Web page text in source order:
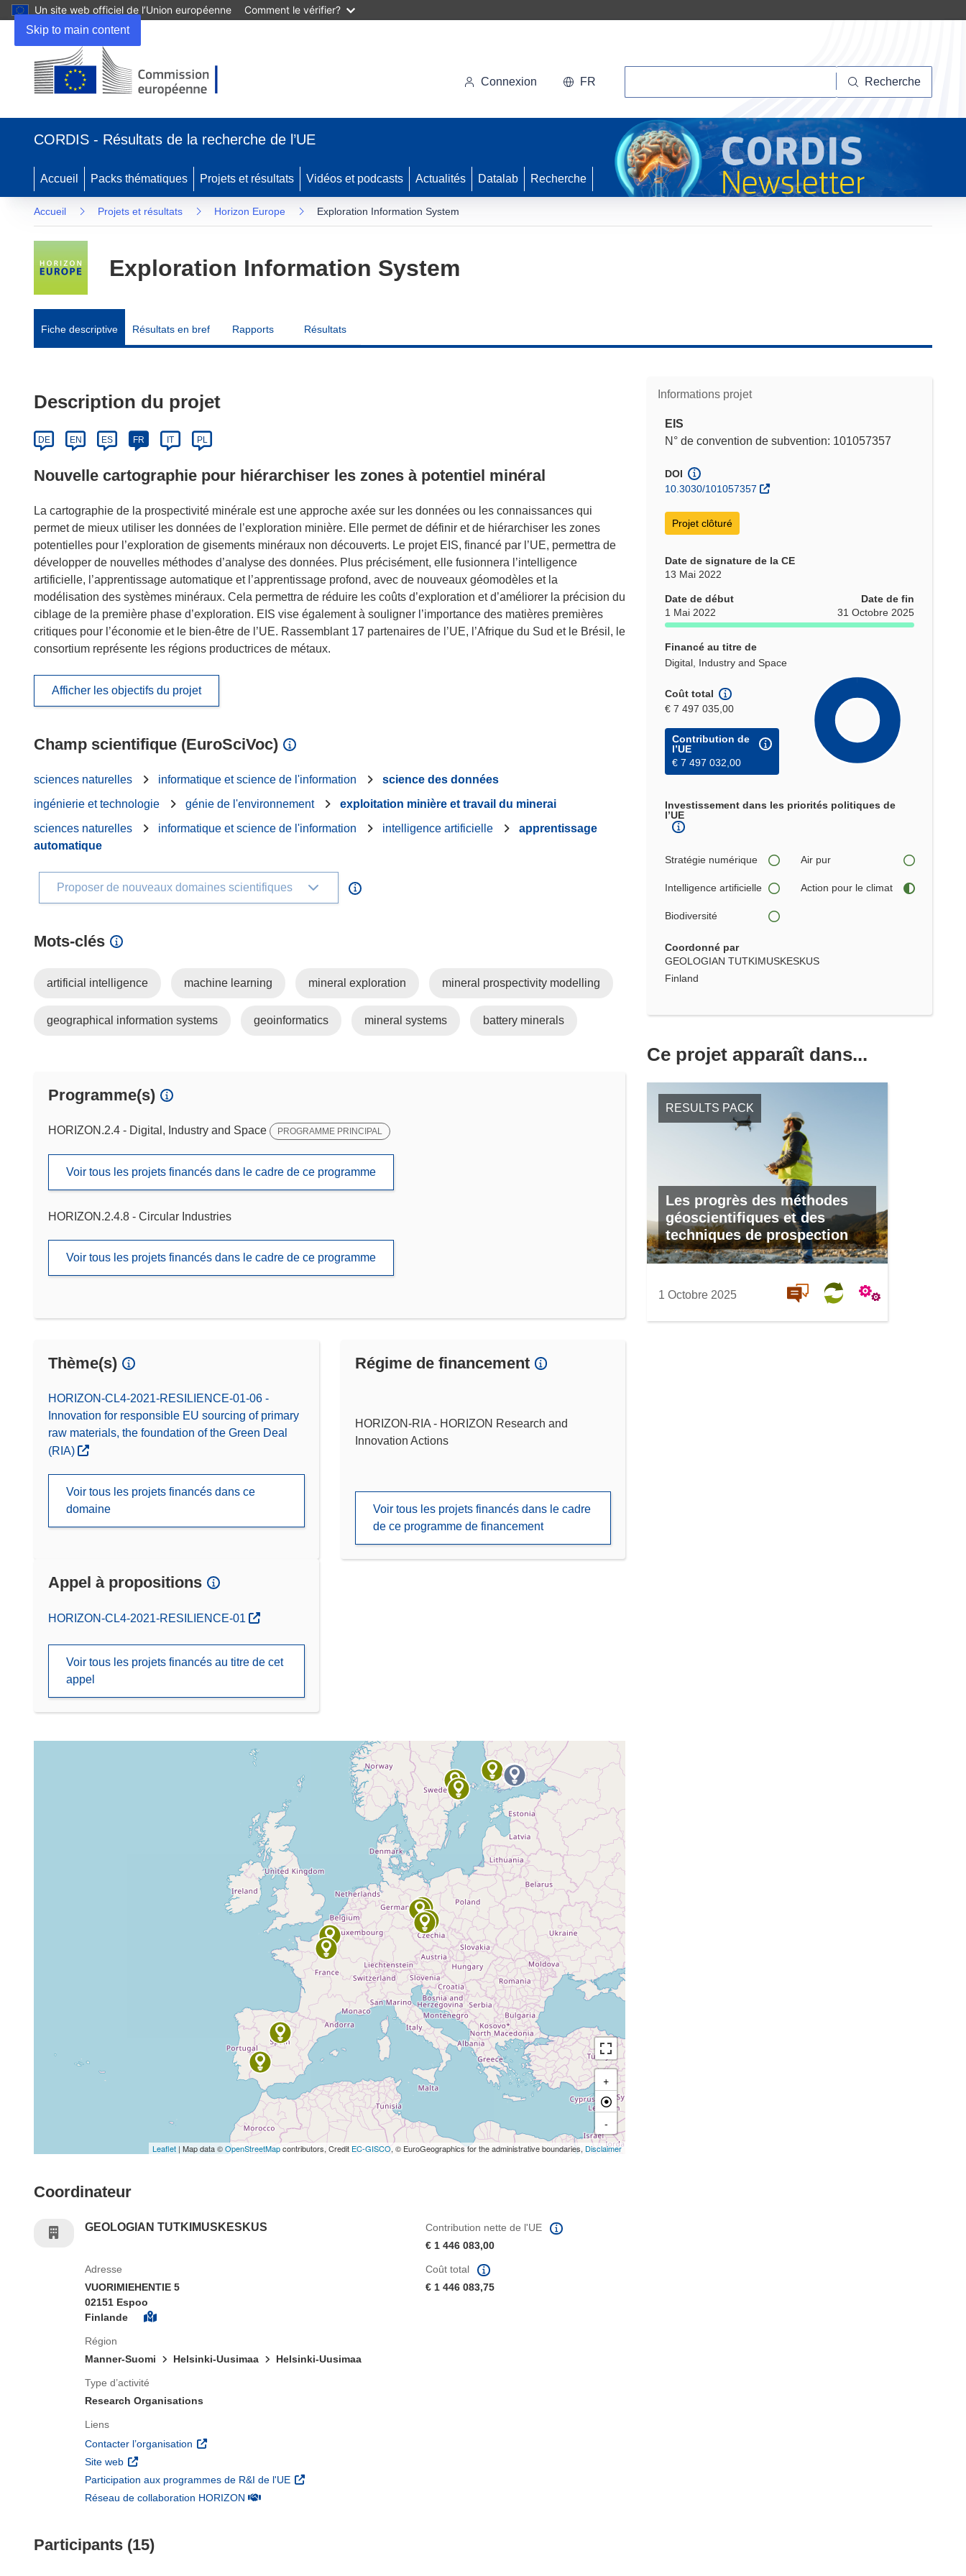
Skip to main content
Un site web officiel de l’Union européenne Comment le vérifier?
Connexion FR Recherche
CORDIS - Résultats de la recherche de l’UE
Accueil Packs thématiques Projets et résultats Vidéos et podcasts Actualités Datalab Recherche
Accueil Projets et résultats Horizon Europe Exploration Information System
Exploration Information System
Fiche descriptive Résultats en bref Rapports Résultats
Informations projet
EIS
N° de convention de subvention: 101057357
DOI
10.3030/101057357
Projet clôturé
Date de signature de la CE
13 Mai 2022
Date de début
1 Mai 2022
Date de fin
31 Octobre 2025
Financé au titre de
Digital, Industry and Space
Coût total
€ 7 497 035,00
Contribution de
l’UE
€ 7 497 032,00
Investissement dans les priorités politiques de
l’UE
Stratégie numérique Air pur
Intelligence artificielle Action pour le climat
Biodiversité
Coordonné par
GEOLOGIAN TUTKIMUSKESKUS
Finland
Ce projet apparaît dans...
RESULTS PACK
Les progrès des méthodes
géoscientifiques et des
techniques de prospection
1 Octobre 2025
Description du projet
DE EN ES FR IT PL
Nouvelle cartographie pour hiérarchiser les zones à potentiel minéral
La cartographie de la prospectivité minérale est une approche axée sur les données ou les connaissances qui
permet de mieux utiliser les données de l’exploration minière. Elle permet de définir et de hiérarchiser les zones
potentielles pour l’exploration de gisements minéraux non découverts. Le projet EIS, financé par l’UE, permettra de
développer de nouvelles méthodes d’analyse des données. Plus précisément, elle fusionnera l’intelligence
artificielle, l’apprentissage automatique et l’apprentissage profond, avec de nouveaux géomodèles et la
modélisation des systèmes minéraux. Cela permettra de réduire les coûts d’exploration et d’améliorer la précision du
ciblage de la première phase d’exploration. EIS vise également à souligner l’importance des matières premières
critiques pour l’économie et le bien-être de l’UE. Rassemblant 17 partenaires de l’UE, l’Afrique du Sud et le Brésil, le
consortium représente les régions productrices de métaux.
Afficher les objectifs du projet
Champ scientifique (EuroSciVoc)
sciences naturelles informatique et science de l'information
science des données
ingénierie et technologie
génie de l'environnement
exploitation minière et travail du minerai
sciences naturelles
informatique et science de l'information intelligence artificielle
apprentissage
automatique
Proposer de nouveaux domaines scientifiques
Mots‑clés
artificial intelligence machine learning mineral exploration mineral prospectivity modelling
geographical information systems geoinformatics mineral systems battery minerals
Programme(s)
HORIZON.2.4 - Digital, Industry and Space PROGRAMME PRINCIPAL
Voir tous les projets financés dans le cadre de ce programme
HORIZON.2.4.8 - Circular Industries
Voir tous les projets financés dans le cadre de ce programme
Thème(s)
HORIZON-CL4-2021-RESILIENCE-01-06 -
Innovation for responsible EU sourcing of primary
raw materials, the foundation of the Green Deal
(RIA)
Voir tous les projets financés dans ce
domaine
Régime de financement
HORIZON-RIA - HORIZON Research and
Innovation Actions
Voir tous les projets financés dans le cadre
de ce programme de financement
Appel à propositions
(s’ouvre dans une nouvelle fenêtre)
HORIZON-CL4-2021-RESILIENCE-01
Voir tous les projets financés au titre de cet
appel
+
-
Leaflet | Map data ©OpenStreetMapcontributors, Credit EC-GISCO, © EuroGeographics for the administrative boundaries, Disclaimer
Coordinateur
GEOLOGIAN TUTKIMUSKESKUS
Contribution nette de l'UE
€ 1 446 083,00
Adresse
VUORIMIEHENTIE 5
02151 Espoo
Finlande
Région
Manner-Suomi
Helsinki-Uusimaa Helsinki-Uusimaa
Type d’activité
Research Organisations
Liens
Contacter l’organisation (s’ouvre dans une nouvelle fenêtre)
Site web (s’ouvre dans une nouvelle fenêtre)
Participation aux programmes de R&I de l'UE (s’ouvre dans une nouvelle fenêtre)
Réseau de collaboration HORIZON(s’ouvre dans une nouvelle fenêtre)
Coût total
€ 1 446 083,75
Participants (15)